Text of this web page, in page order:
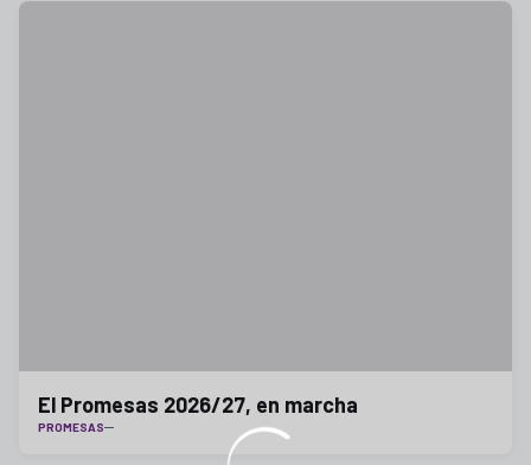
El Promesas 2026/27, en marcha
PROMESAS